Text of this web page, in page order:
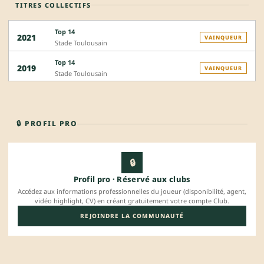
TITRES COLLECTIFS
2021
Top 14
Stade Toulousain
VAINQUEUR
2019
Top 14
Stade Toulousain
VAINQUEUR
🔒 PROFIL PRO
🔒
Profil pro · Réservé aux clubs
Accédez aux informations professionnelles du joueur (disponibilité, agent,
vidéo highlight, CV) en créant gratuitement votre compte Club.
REJOINDRE LA COMMUNAUTÉ